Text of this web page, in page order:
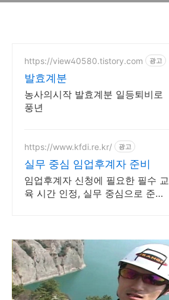
https://view40580.tistory.com 광고
발효계분
농사의시작 발효계분 일등퇴비로
풍년
https://www.kfdi.re.kr/ 광고
실무 중심 임업후계자 준비
임업후계자 신청에 필요한 필수 교
육 시간 인정, 실무 중심으로 준비